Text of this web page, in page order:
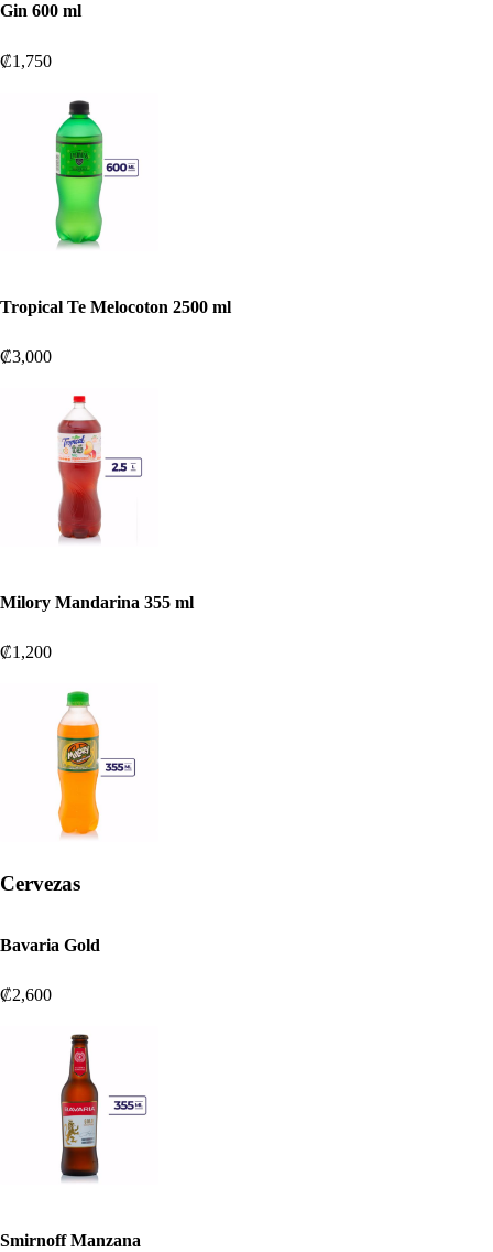
Gin 600 ml
₡1,750
Tropical Te Melocoton 2500 ml
₡3,000
Milory Mandarina 355 ml
₡1,200
Cervezas
Bavaria Gold
₡2,600
Smirnoff Manzana